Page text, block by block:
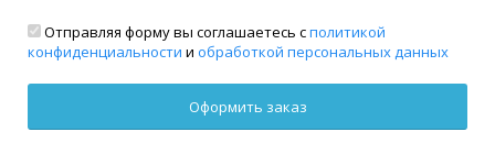
Отправляя форму вы соглашаетесь сполитикой
конфиденциальности и обработкой персональных данных